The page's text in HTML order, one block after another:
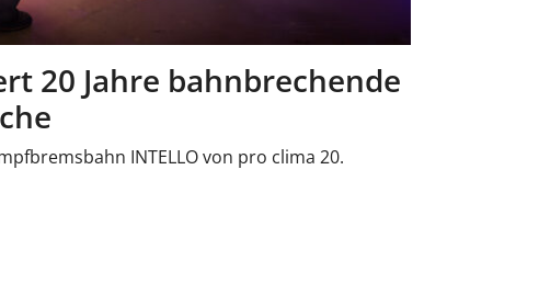
20 Jahre bahnbrechende
INTELLO von pro clima 20.